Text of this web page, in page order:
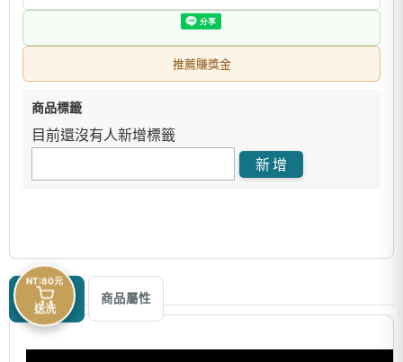
推薦賺獎金
商品標籤
目前還沒有人新增標籤
商品描述 商品屬性
NT:80元
送洗